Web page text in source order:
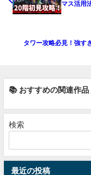
マス活用
タワー攻略必見！強す
📚 おすすめの関連作品
検索
最近の投稿